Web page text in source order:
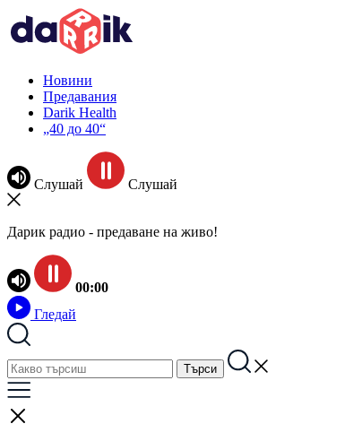
Новини
Предавания
Darik Health
„40 до 40“
Слушай Слушай
Дарик радио - предаване на живо!
00:00
Гледай